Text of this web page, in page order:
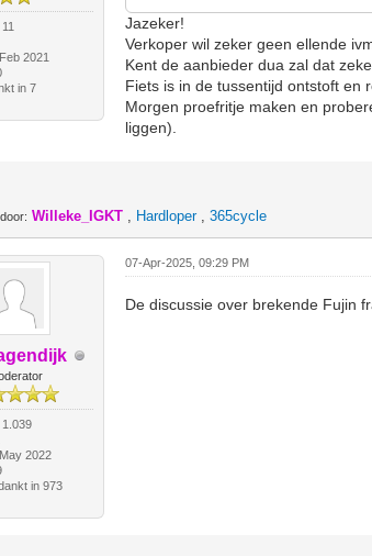
2021
in 7
Jazeker!
Verkoper wil zeker geen ellende
Kent de aanbieder dua zal dat
Fiets is in de tussentijd ontstoft en
Morgen proefritje maken en
liggen).
Willeke_IGKT , Hardloper,365cycle
2022
in 973
07-Apr-2025, 09:29 PM
De discussie over brekende Fujin